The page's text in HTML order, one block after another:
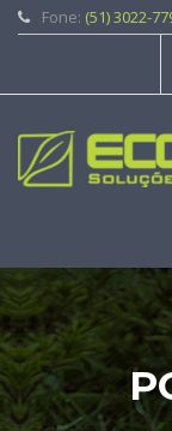
Fone: (51) 3022-